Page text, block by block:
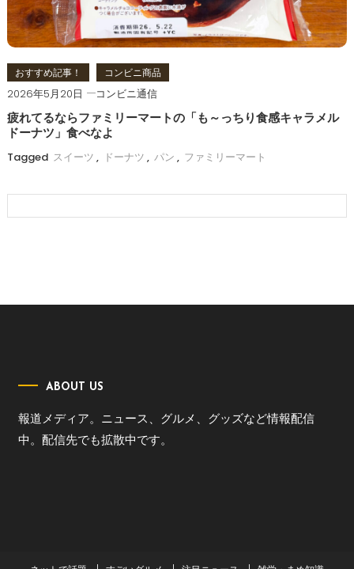
おすすめ記事！ コンビニ商品
2026年5月20日 コンビニ通信
疲れてるならファミリーマートの「も～っちり食感キャラメル
ドーナツ」食べなよ
Tagged スイーツ , ドーナツ , パン , ファミリーマート
ABOUT US
報道メディア。ニュース、グルメ、グッズなど情報配信
中。配信先でも拡散中です。